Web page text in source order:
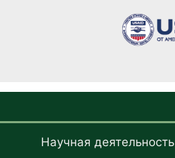
Научная деятельность